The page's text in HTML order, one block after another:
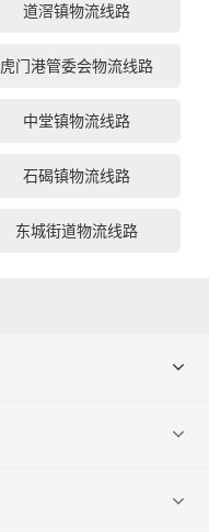
道滘镇物流线路
虎门港管委会物流线路
中堂镇物流线路
石碣镇物流线路
东城街道物流线路